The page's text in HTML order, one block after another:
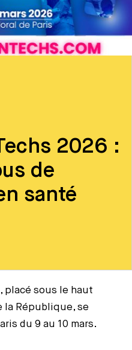
2026 :
de
santé
placé sous le haut
la République, se
du 9 au 10 mars.